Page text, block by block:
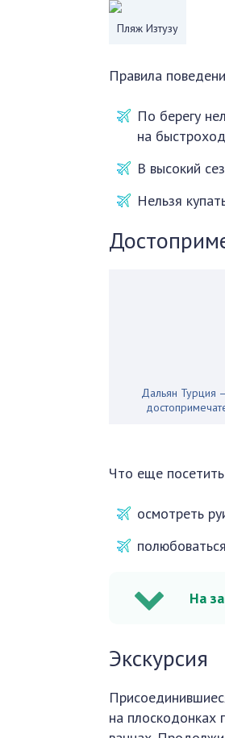
Пляж Изтузу
Правила
По берегу
на
В высокий
Нельзя
Дальян Турция
Что еще
осмотреть
На
Экскурсия
на плоскодонках